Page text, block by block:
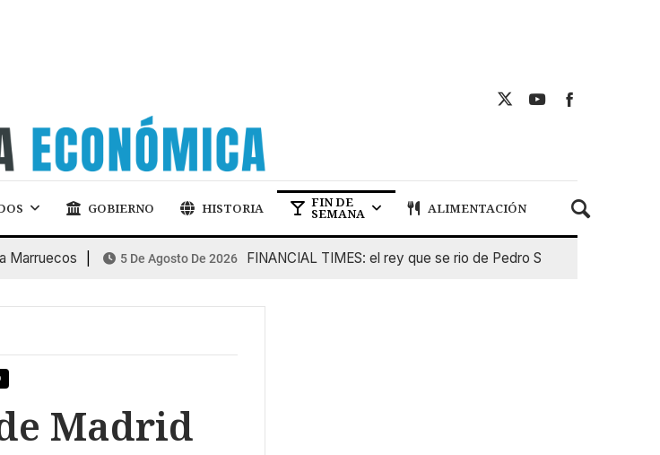
GOBIERNO HISTORIA FIN DE
SEMANA ALIMENTACIÓN
5 De Agosto De 2026 FINANCIAL TIMES: el rey que se rio de Pedro Sanchez
Madrid